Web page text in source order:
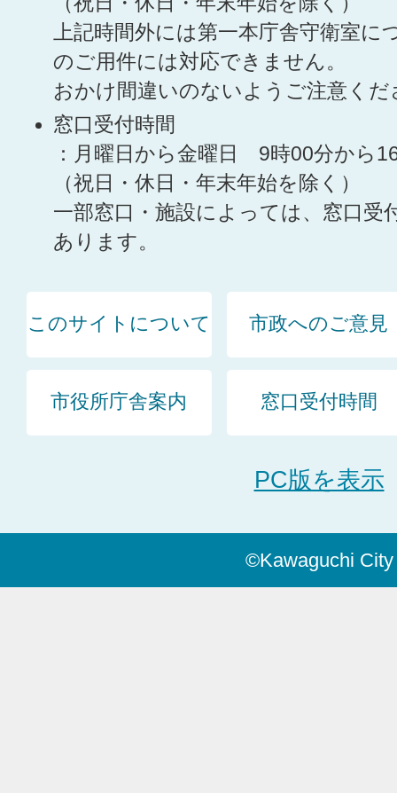
上記時間外には第一本庁舎守衛室に
のご用件には対応できません。
おかけ間違いのないようご注意くだ
窓口受付時間
：月曜日から金曜日 9時00分から
（祝日・休日・年末年始を除く）
一部窓口・施設によっては、窓口受
あります。
このサイトについて 市政へのご意見
市役所庁舎案内 窓口受付時間
PC版を表示
©Kawaguchi City